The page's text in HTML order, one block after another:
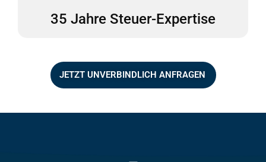
35 Jahre Steuer-Expertise
JETZT UNVERBINDLICH ANFRAGEN